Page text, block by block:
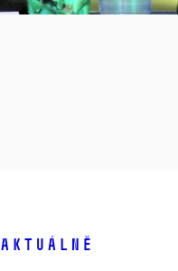
Aktuálně